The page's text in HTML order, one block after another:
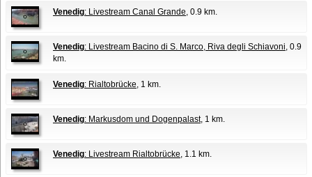
Venedig: Livestream Canal Grande, 0.9 km.
Venedig: Livestream Bacino di S. Marco, Riva degli Schiavoni, 0.9
km.
Venedig: Rialtobrücke, 1 km.
Venedig: Markusdom und Dogenpalast, 1 km.
Venedig: Livestream Rialtobrücke, 1.1 km.